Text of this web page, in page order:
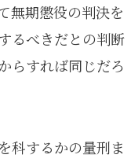
無期懲役の判決を
るべきだとの判断
らすれば同じだろ
科するかの量刑ま